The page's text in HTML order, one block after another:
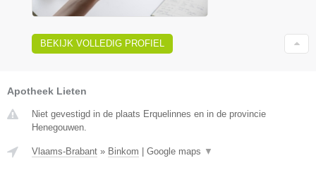
BEKIJK VOLLEDIG PROFIEL
Apotheek Lieten
Niet gevestigd in de plaats Erquelinnes en in de provincie
Henegouwen.
Vlaams-Brabant » Binkom | Google maps ▼